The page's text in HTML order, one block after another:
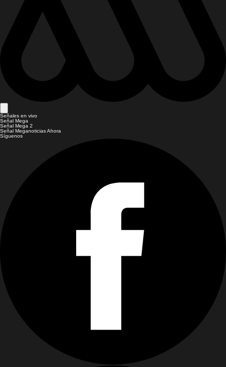
Señales en vivo
Señal Mega
Señal Mega 2
Señal Meganoticias Ahora
Síguenos